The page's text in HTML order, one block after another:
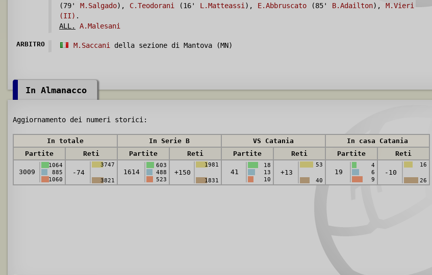
(79' M.Salgado), C.Teodorani (16' L.Matteassi ), E.Abbruscato(85' B.Adailton), M.Vieri
(II) .
ALL.
A.Malesani
ARBITRO M.Saccani della sezione di Mantova (MN)
In Almanacco
Aggiornamento dei numeri storici:
In totale In Serie B VS Catania
In casa Catania
Partite
Reti Partite Reti Partite Reti Partite Reti
3009
1064
885
1060
-74
3747
3821
1614
603
488
523
+150
1981
1831
41
18
13
10
+13
53
40
19
4
6
9
-10
16
26